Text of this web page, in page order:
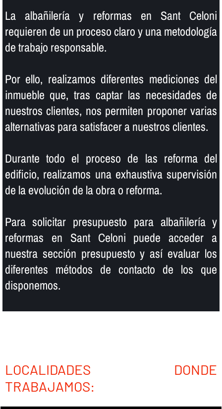
La albañilerí­a y reformas en Sant Celoni
requieren de un proceso claro y una metodologí­a
de trabajo responsable.
Por ello, realizamos diferentes mediciones del
inmueble que, tras captar las necesidades de
nuestros clientes, nos permiten proponer varias
alternativas para satisfacer a nuestros clientes.
Durante todo el proceso de las reforma del
edificio, realizamos una exhaustiva supervisión
de la evolución de la obra o reforma.
Para solicitar presupuesto para albañilerí­a y
reformas en Sant Celoni puede acceder a
nuestra sección presupuesto y así­ evaluar los
diferentes métodos de contacto de los que
disponemos.
LOCALIDADES DONDE
TRABAJAMOS: